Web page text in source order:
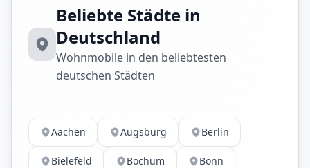
Beliebte Städte in
Deutschland
Wohnmobile in den beliebtesten
deutschen Städten
Aachen Augsburg Berlin
Bielefeld Bochum Bonn